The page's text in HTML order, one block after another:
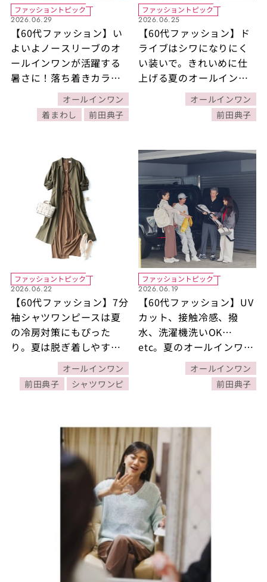
ファッショントピック
2026.06.29
【60代ファッション】い
よいよノースリーブのオ
ールインワンが活躍する
暑さに！落ち着きカラー
にはシャーベットな挿し
色で、涼し気度アップを
狙って！【30日着まわし
オールインワン
着まわし
前田典子
ファッショントピック
2026.06.25
【60代ファッション】ド
ライブはシワになりにく
い装いで。きれいめに仕
上げる夏のオールインワ
ンコーデ【30日着まわし
コーデDAY25】
オールインワン
前田典子
ファッショントピック
2026.06.22
【60代ファッション】7分
袖シャツワンピースは夏
の冷房対策にもぴった
り。夏は脱ぎ着しやすい1
枚がマストアイテム【30
日着まわしコーデ
DAY22】
オールインワン
前田典子
シャツワンピ
ファッショントピック
2026.06.19
【60代ファッション】UV
カット、接触冷感、撥
水、洗濯機洗いOK…
etc。夏のオールインワン
は機能で選んで正解！
【30日着まわしコーデ
オールインワン
前田典子